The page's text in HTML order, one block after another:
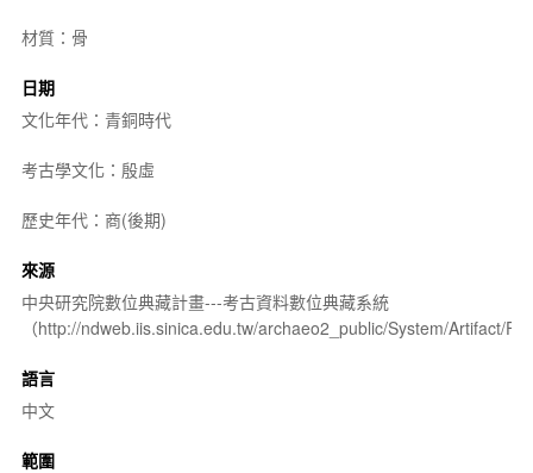
材質：骨
日期
文化年代：青銅時代
考古學文化：殷虛
歷史年代：商(後期)
來源
中央研究院數位典藏計畫---考古資料數位典藏系統
（http://ndweb.iis.sinica.edu.tw/archaeo2_public/System/Artifact/
語言
中文
範圍